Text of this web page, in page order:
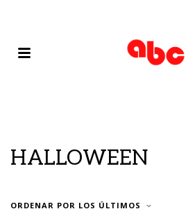
HALLOWEEN
ORDENAR POR LOS ÚLTIMOS